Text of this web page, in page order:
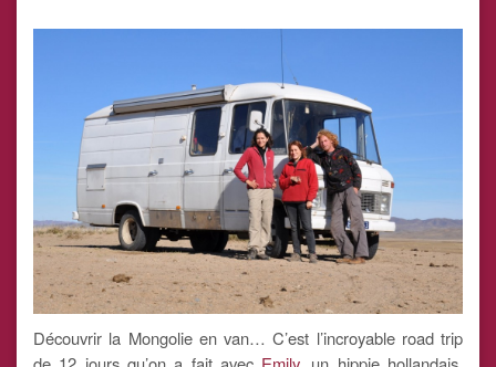
Découvrir la Mongolie en van… C’est l’incroyable road trip